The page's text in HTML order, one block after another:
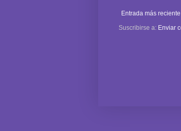
Entrada más reciente
Suscribirse a: Enviar